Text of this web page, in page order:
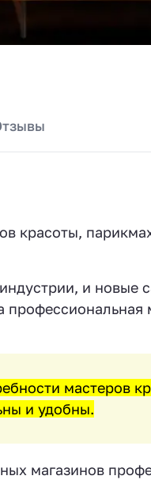
красоты,
и новые
мастеров
и удобны.
магазинов